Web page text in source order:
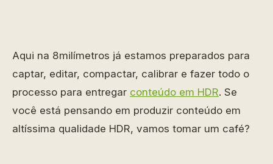
Aqui na 8milímetros já estamos preparados para
captar, editar, compactar, calibrar e fazer todo o
processo para entregar conteúdo em HDR. Se
você está pensando em produzir conteúdo em
altíssima qualidade HDR, vamos tomar um café?